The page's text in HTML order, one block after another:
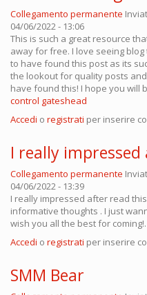
Collegamento permanente
04/06/2022 - 13:06
This is such a great resource
away for free. I love seeing
to have found this post as its
the lookout for quality posts
have found this! I hope you will
control gateshead
Accedi o registrati per inserire
I really
Collegamento permanente
04/06/2022 - 13:39
I really impressed after read
informative thoughts . I just
wish you all the best for coming!.
Accedi o registrati per inserire
SMM Bear